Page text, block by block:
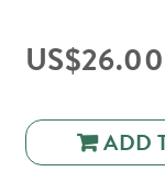
US$26.00
ADD